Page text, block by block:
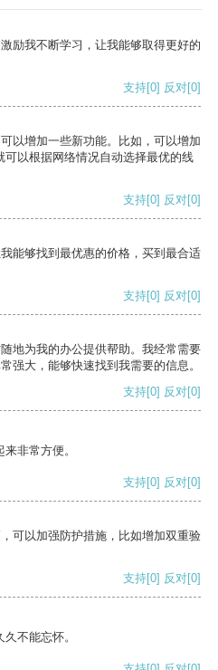
励我不断学习，让我能够取得更好的
支持[0] 反对[0]
以增加一些新功能。比如，可以增加
以根据网络情况自动选择最优的线
支持[0] 反对[0]
能够找到最优惠的价格，买到最合适
支持[0] 反对[0]
地为我的办公提供帮助。我经常需要
强大，能够快速找到我需要的信息。
支持[0] 反对[0]
非常方便。
支持[0] 反对[0]
可以加强防护措施，比如增加双重验
支持[0] 反对[0]
不能忘怀。